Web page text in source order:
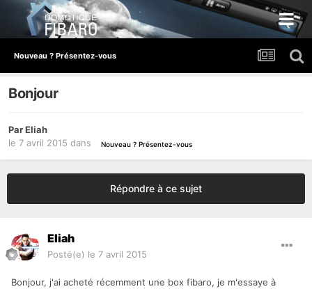
Nouveau ? Présentez-vous
Bonjour
ParEliah
le 7 avril 2015 dans Nouveau ? Présentez-vous
Répondre à ce sujet
Eliah
Posté(e) le 7 avril 2015
Bonjour, j'ai acheté récemment une box fibaro, je m'essaye à